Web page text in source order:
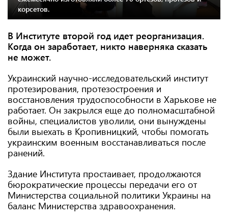
корсетов.
В Институте второй год идет реорганизация.
Когда он заработает, никто наверняка сказать
не может.
Украинский научно-исследовательский институт
протезирования, протезостроения и
восстановления трудоспособности в Харькове не
работает. Он закрылся еще до полномасштабной
войны, специалистов уволили, они вынуждены
были выехать в Кропивницкий, чтобы помогать
украинским военным восстанавливаться после
ранений.
Здание Института простаивает, продолжаются
бюрократические процессы передачи его от
Министерства социальной политики Украины на
баланс Министерства здравоохранения.